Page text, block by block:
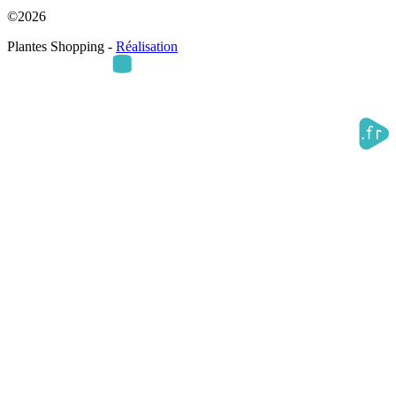
©2026
Plantes Shopping - Réalisation